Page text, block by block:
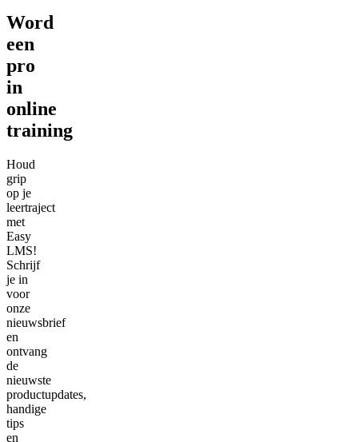
Word
een
pro
in
online
training
Houd
grip
op je
leertraject
met
Easy
LMS!
Schrijf
je in
voor
onze
nieuwsbrief
en
ontvang
de
nieuwste
productupdates,
handige
tips
en